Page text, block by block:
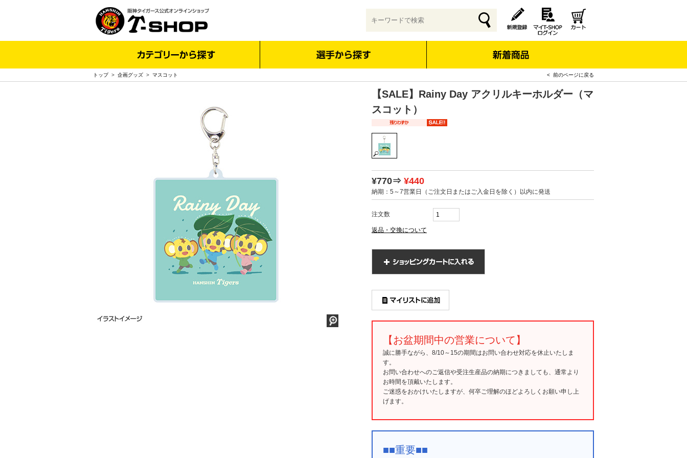
トップ> 企画グッズ > マスコット < 前のページに戻る
【SALE】Rainy Day アクリルキーホルダー（マ
スコット）
¥770⇒ ¥440
納期：5～7営業日（ご注文日またはご入金日を除く）以内に発送
注文数
返品・交換について
【お盆期間中の営業について】
誠に勝手ながら、8/10～15の期間はお問い合わせ対応を休止いたしま
す。
お問い合わせへのご返信や受注生産品の納期につきましても、通常より
お時間を頂戴いたします。
ご迷惑をおかけいたしますが、何卒ご理解のほどよろしくお願い申し上
げます。
■■重要■■